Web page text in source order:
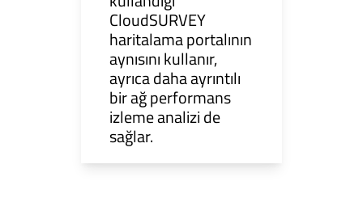
CloudSURVEY
haritalama portalının
aynısını kullanır,
ayrıca daha ayrıntılı
bir ağ performans
izleme analizi de
sağlar.